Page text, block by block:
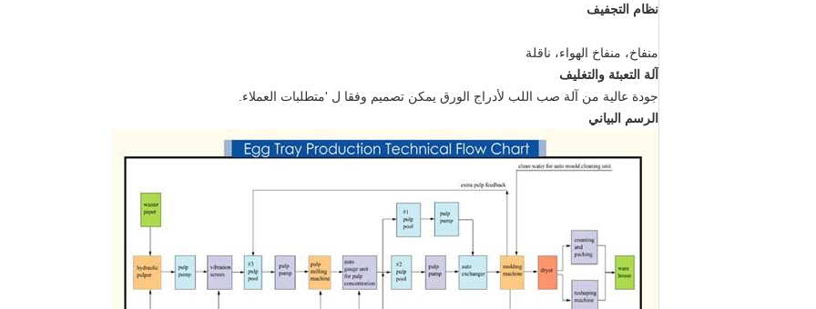
نظام التجفيف
منفاخ، منفاخ الهواء، ناقلة
آلة التعبئة والتغليف
جودة عالية من آلة صب اللب لأدراج الورق يمكن تصميم وفقا ل 'متطلبات العملاء.
الرسم البياني